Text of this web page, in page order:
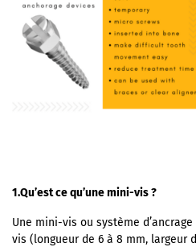
1.Qu’est ce qu’une mini-vis ?
Une mini-vis ou système
vis (longueur de 6 à 8 mm, largeur